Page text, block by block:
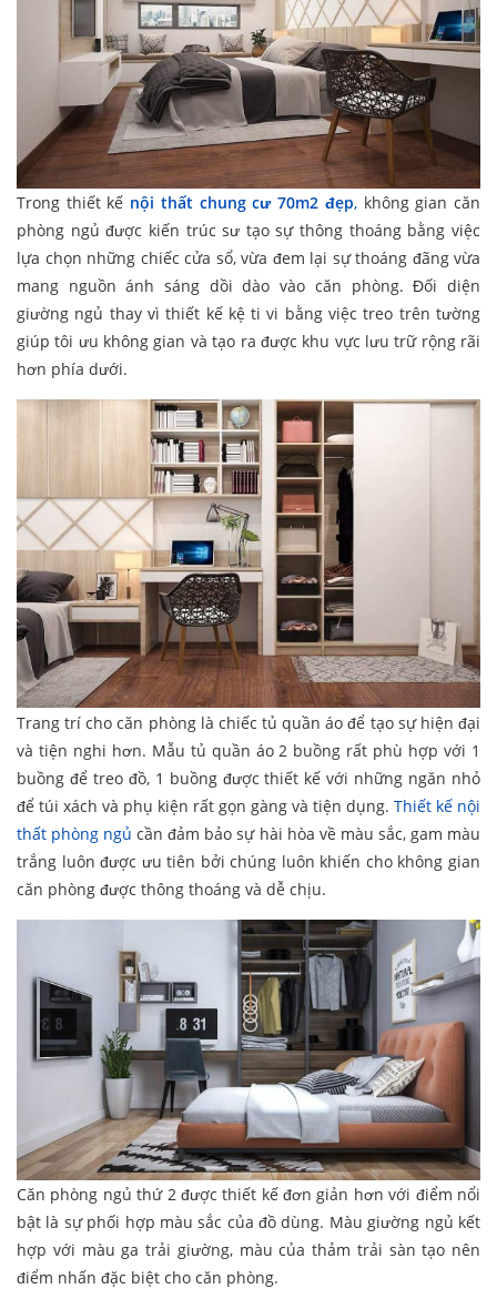
Trong thiết kế nội thất chung cư 70m2 đẹp,không gian căn
phòng ngủ được kiến trúc sư tạo sự thông thoáng bằng việc
lựa chọn những chiếc cửa sổ, vừa đem lại sự thoáng đãng vừa
mang nguồn ánh sáng dồi dào vào căn phòng. Đối diện
giường ngủ thay vì thiết kế kệ ti vi bằng việc treo trên tường
giúp tôi ưu không gian và tạo ra được khu vực lưu trữ rộng rãi
hơn phía dưới.
Trang trí cho căn phòng là chiếc tủ quần áo để tạo sự hiện đại
và tiện nghi hơn. Mẫu tủ quần áo 2 buồng rất phù hợp với 1
buồng để treo đồ, 1 buồng được thiết kế với những ngăn nhỏ
để túi xách và phụ kiện rất gọn gàng và tiện dụng. Thiết kế nội
thất phòng ngủcần đảm bảo sự hài hòa về màu sắc, gam màu
trắng luôn được ưu tiên bởi chúng luôn khiến cho không gian
căn phòng được thông thoáng và dễ chịu.
Căn phòng ngủ thứ 2 được thiết kế đơn giản hơn với điểm nổi
bật là sự phối hợp màu sắc của đồ dùng. Màu giường ngủ kết
hợp với màu ga trải giường, màu của thảm trải sàn tạo nên
điểm nhấn đặc biệt cho căn phòng.